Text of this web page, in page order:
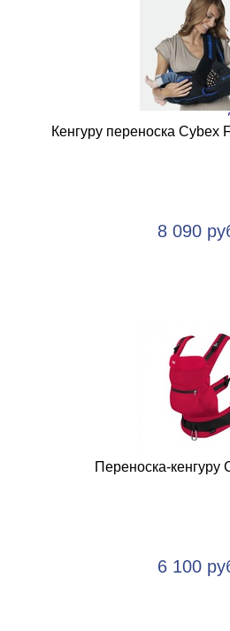
Кенгуру переноска Cybex
8 090
Переноска-кенгуру
6 100